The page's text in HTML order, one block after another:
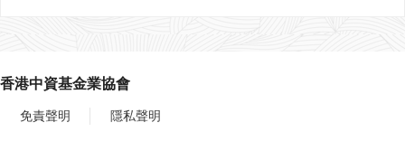
香港中資基金業協會
免責聲明 隱私聲明